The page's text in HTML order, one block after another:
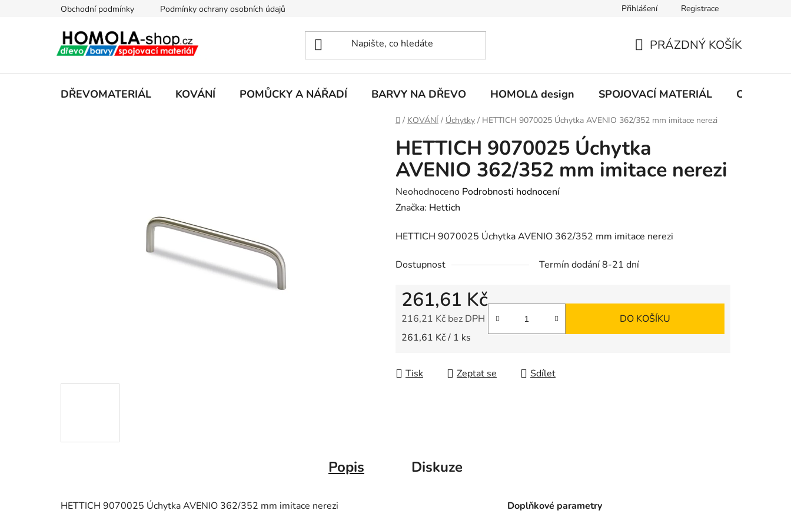
Obchodní podmínky Podmínky ochrany osobních údajů Přihlášení Registrace
KOŠÍK
PRÁZDNÝ KOŠÍK
DŘEVOMATERIÁL KOVÁNÍ POMŮCKY A NÁŘADÍ BARVY NA DŘEVO HOMOLΔ design SPOJOVACÍ MATERIÁL CHEMIE
Domů
/ KOVÁNÍ / Úchytky / HETTICH 9070025 Úchytka AVENIO 362/352 mm imitace nerezi
HETTICH 9070025 Úchytka
AVENIO 362/352 mm imitace nerezi
Průměrné
hodnocení
je
z
hvězdiček.
Neohodnoceno Podrobnosti hodnocení
Značka: Hettich
HETTICH 9070025 Úchytka AVENIO 362/352 mm imitace nerezi
Dostupnost Termín dodání 8-21 dní
261,61 Kč
216,21 Kč bez DPH
Měrná cena:
261,61 Kč / 1 ks
DO KOŠÍKU
Tisk Zeptat se Sdílet
Popis Diskuze
HETTICH 9070025 Úchytka AVENIO 362/352 mm imitace nerezi Doplňkové parametry